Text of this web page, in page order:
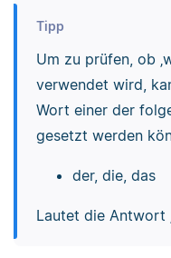
Tipp
Um zu prüfen, ob
verwendet wird,
Wort einer der
gesetzt werden
der, die, das
Lautet die Antwort